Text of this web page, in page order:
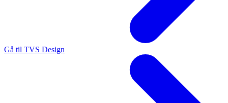
Gå til TVS Design